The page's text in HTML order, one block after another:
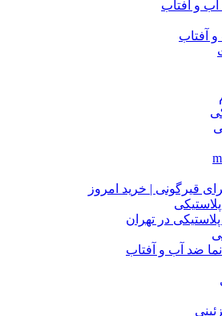
و آفتاب
آفتاب
قیرگونی | خرید امروز
در تهران
ضد آب و آفتاب